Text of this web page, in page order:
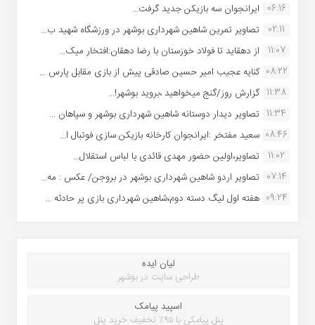
06:16 ایرانجوان سه بازیکن جدید گرفت...
02:11
تصاویر تمرین شاهین شهردارى بوشهر در ورزشگاه شهید ب...
11:07
از دهقاید تا فولاد خوزستان با رضا دهقان:افتخار میک...
08:22 کنایه عجیب امیر حسین صادقی پیش از بازی مقابل پارس ...
11:38 گزارش روز/گنج میخواهید ،بروید بوشهر!...
11:34 تصاویر دیدار دوستانه شاهین شهردارى بوشهر و سپاهان ...
08:46 سعید مفتخر :ایرانجوان کارخانه بازیکن سازی فوتبال ا...
11:02
تصاویر،اولین حضور مهدی قائدی با لباس استقلال...
07:14 تصاویر اردو شاهین شهرداری بوشهر در بروجن/ عکس : مه...
09:24 هفته اول لیگ دسته دوم،شاهین شهرداری بازی پر حادثه ...
لیان ایده
طراحی سایت در بوشهر
اسپید پیامک
پنل پیامکی با ۹۵٪ تخفیف خرید پنل